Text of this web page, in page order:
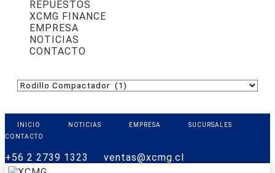
REPUESTOS
XCMG FINANCE
EMPRESA
NOTICIAS
CONTACTO
INICIO NOTICIAS EMPRESA
SUCURSALES
CONTACTO
+56 2 2739 1323 ventas@xcmg.cl